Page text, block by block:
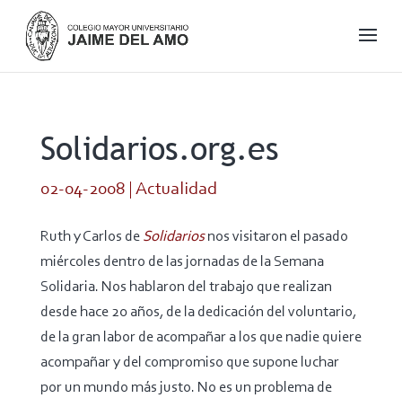
Solidarios.org.es
02-04-2008| Actualidad
Ruth y Carlos de Solidariosnos visitaron el pasado
miércoles dentro de las jornadas de la Semana
Solidaria. Nos hablaron del trabajo que realizan
desde hace 20 años, de la dedicación del voluntario,
de la gran labor de acompañar a los que nadie quiere
acompañar y del compromiso que supone luchar
por un mundo más justo. No es un problema de